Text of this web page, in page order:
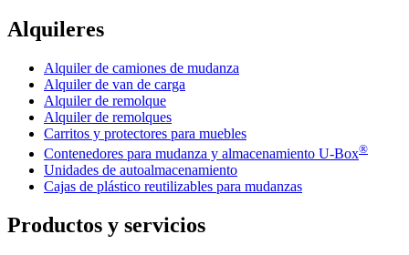
Alquileres
Alquiler de camiones de mudanza
Alquiler de van de carga
Alquiler de remolque
Alquiler de remolques
Carritos y protectores para muebles
Contenedores para mudanza y almacenamiento U-Box®
Unidades de autoalmacenamiento
Cajas de plástico reutilizables para mudanzas
Productos y servicios